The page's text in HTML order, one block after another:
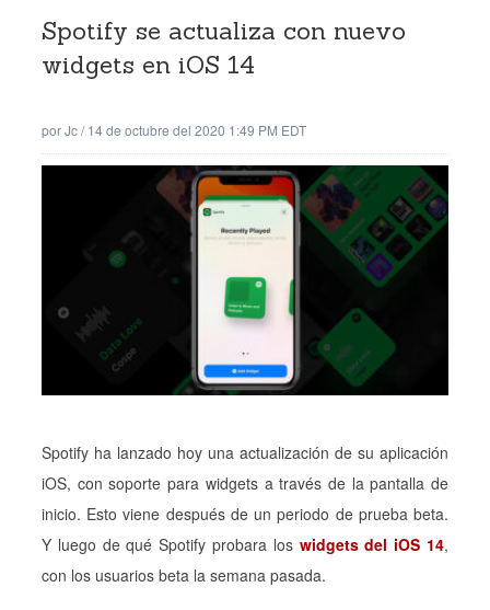
Spotify se actualiza con nuevo
widgets en iOS 14
porJc/14 de octubre del 2020 1:49 PM EDT
Spotify ha lanzado hoy una actualización de su aplicación
iOS, con soporte para widgets a través de la pantalla de
inicio. Esto viene después de un periodo de prueba beta.
Y luego de qué Spotify probara los widgets del iOS 14,
con los usuarios beta la semana pasada.